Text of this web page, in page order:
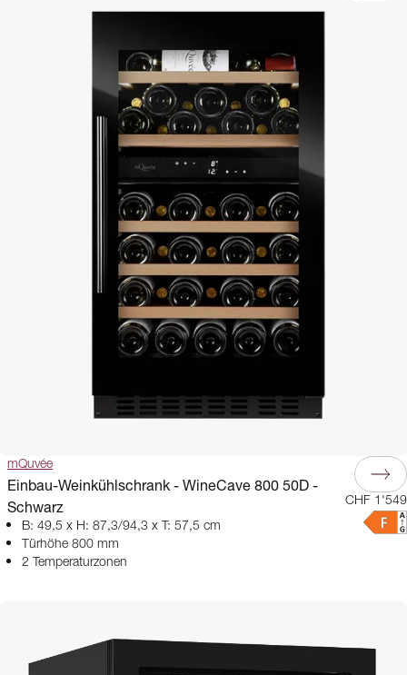
mQuvée
Einbau-Weinkühlschrank - WineCave 800 50D -
Schwarz
B: 49,5 x H: 87,3/94,3 x T: 57,5 cm
Türhöhe 800 mm
2 Temperaturzonen
CHF 1'549